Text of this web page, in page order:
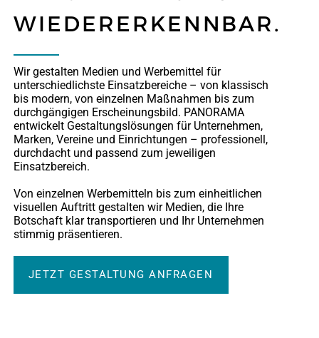
WIEDERERKENNBAR.
Wir gestalten Medien und Werbemittel für
unterschiedlichste Einsatzbereiche – von klassisch
bis modern, von einzelnen Maßnahmen bis zum
durchgängigen Erscheinungsbild. PANORAMA
entwickelt Gestaltungslösungen für Unternehmen,
Marken, Vereine und Einrichtungen – professionell,
durchdacht und passend zum jeweiligen
Einsatzbereich.
Von einzelnen Werbemitteln bis zum einheitlichen
visuellen Auftritt gestalten wir Medien, die Ihre
Botschaft klar transportieren und Ihr Unternehmen
stimmig präsentieren.
JETZT GESTALTUNG ANFRAGEN